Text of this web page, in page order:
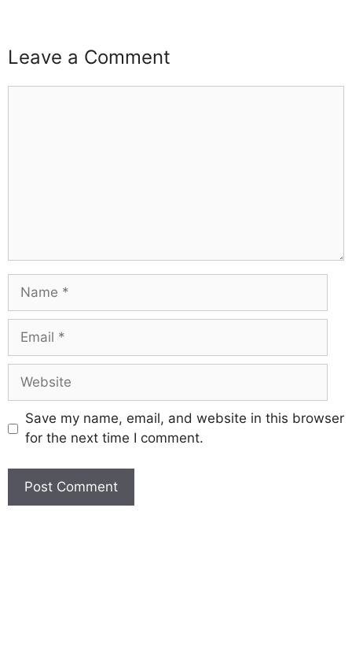
Leave a Comment
Save my name, email, and website in this browser
for the next time I comment.